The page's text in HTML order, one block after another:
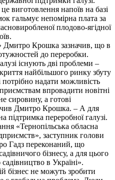
виготовлення напоїв на базі
гальмує непомірна плата за
плодово-ягідної
Дмитро Крошка зазначив, що в
до переробки.
існують дві проблеми –
найбільшого ринку збуту
потрібно надати можливість
впровадити новітні
сировину, а готові
Дмитро Крошка. – А для
підтримка переробної галузі.
«Тернопільська обласна
заступник голови
Гадз переконаний, що
бізнесу, а для цього
в Україні».
бізнес не можуть зробити